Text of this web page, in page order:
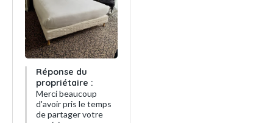
Réponse du
propriétaire :
Merci beaucoup
d'avoir pris le temps
de partager votre